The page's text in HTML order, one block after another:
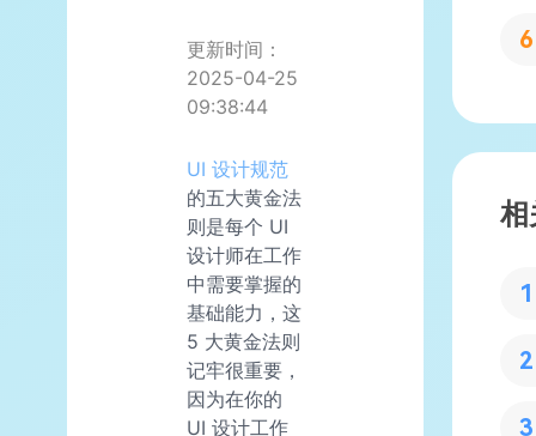
更新时间：
2025-04-25
09:38:44
UI 设计规范
的五大黄金法
则是每个 UI
设计师在工作
中需要掌握的
基础能力，这
5 大黄金法则
记牢很重要，
因为在你的
UI 设计工作
相